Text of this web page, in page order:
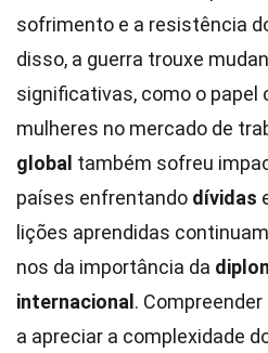
sofrimento e a resistência
disso, a guerra trouxe
significativas, como o papel
mulheres no mercado de
global também sofreu
países enfrentando dívidas
lições aprendidas
nos da importância da
internacional .
a apreciar a complexidade